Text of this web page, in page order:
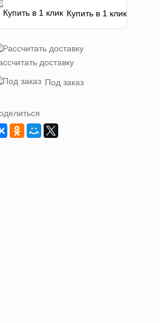
Купить в 1 клик
доставку
Под заказ